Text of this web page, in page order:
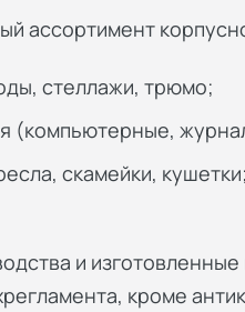
ассортимент
стеллажи, трюмо;
(компьютерные,
скамейки,
и
кроме